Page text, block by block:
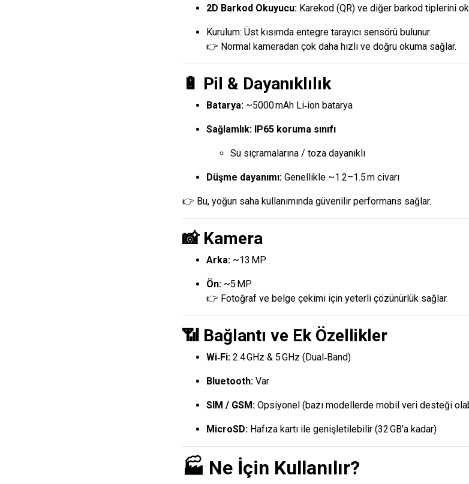
2D Barkod Okuyucu:Karekod (QR) ve diğer barkod tiplerini
Kurulum: Üst kısımda entegre tarayıcı sensörü bulunur.
👉 Normal kameradan çok daha hızlı ve doğru okuma sağlar.
🔋 Pil & Dayanıklılık
Batarya:~5000 mAh Li‑ion batarya
Sağlamlık: IP65 koruma sınıfı
Su sıçramalarına / toza dayanıklı
Düşme dayanımı:Genellikle ~1.2–1.5 m civarı
👉 Bu, yoğun saha kullanımında güvenilir performans sağlar.
📸 Kamera
Arka:~13 MP
Ön:~5 MP
👉 Fotoğraf ve belge çekimi için yeterli çözünürlük sağlar.
📶 Bağlantı ve Ek Özellikler
Wi‑Fi:2.4 GHz & 5 GHz (Dual‑Band)
Bluetooth:Var
SIM / GSM:Opsiyonel (bazı modellerde mobil veri desteği
MicroSD:Hafıza kartı ile genişletilebilir (32 GB’a kadar)
🏭 Ne İçin Kullanılır?